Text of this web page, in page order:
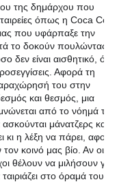
της δημάρχου που
όπως η Coca Cola
που υφάρπαξε την
το δοκούν πουλώντας
δεν είναι αισθητικό,
Αφορά τη
του στην
και θεσμός, μια
από το νόημά της
μάνατζερς και
κι η λέξη να πάρει, αφορά
κοινό μας βίο. Αν οι
θέλουν να μιλήσουν για
στο όραμά τους.